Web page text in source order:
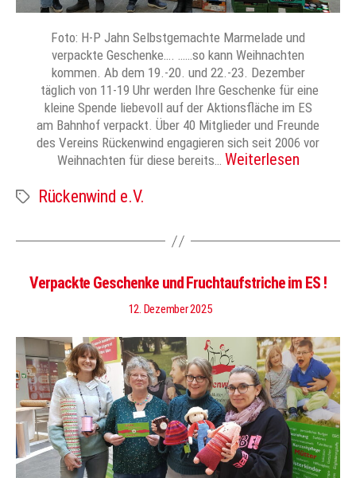
Foto: H-P Jahn Selbstgemachte Marmelade und
verpackte Geschenke…. ……so kann Weihnachten
kommen. Ab dem 19.-20. und 22.-23. Dezember
täglich von 11-19 Uhr werden Ihre Geschenke für eine
kleine Spende liebevoll auf der Aktionsfläche im ES
am Bahnhof verpackt. Über 40 Mitglieder und Freunde
des Vereins Rückenwind engagieren sich seit 2006 vor
Weihnachten für diese bereits… Weiterlesen
Schlagwörter
Rückenwind e.V.
Verpackte Geschenke und Fruchtaufstriche im ES !
12. Dezember 2025